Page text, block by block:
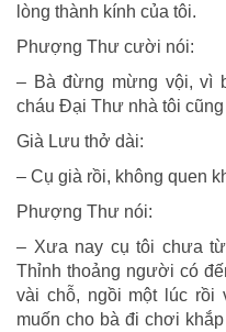
lòng thành kính của tôi.
Phượng Thư cười nói:
– Bà đừng mừng vội, vì
cháu Đại Thư nhà tôi cũng
Già Lưu thở dài:
– Cụ già rồi, không quen
Phượng Thư nói:
– Xưa nay cụ tôi chưa
Thỉnh thoảng người có
vài chỗ, ngồi một lúc rồi
muốn cho bà đi chơi